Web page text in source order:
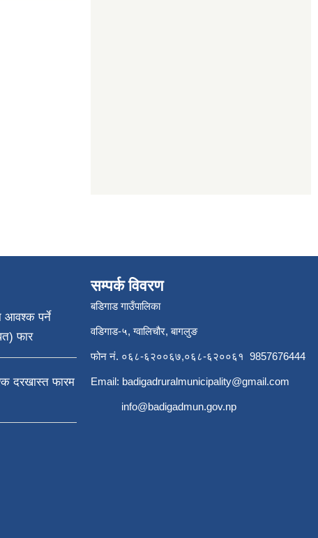
आवश्क पर्ने
फार
दरखास्त फारम
सम्पर्क विवरण
बडिगाड गाउँपालिका
वडिगाड-५, ग्वालिचौर, बागलुङ
फोन नं. ०६८-६२००६७,०६८-६२००६१ 9857676444
Email: badigadruralmunicipality@gmail.com
info@badigadmun.gov.np